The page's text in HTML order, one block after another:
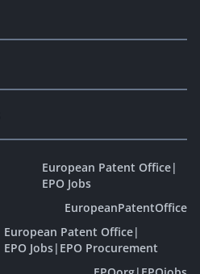
European Patent Office|
EPO Jobs
EuropeanPatentOffice
European Patent Office|
EPO Jobs| EPO Procurement